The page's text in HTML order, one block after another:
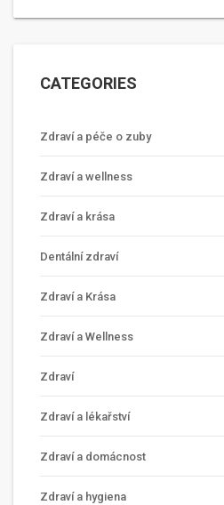
CATEGORIES
Zdraví a péče o zuby
Zdraví a wellness
Zdraví a krása
Dentální zdraví
Zdraví a Krása
Zdraví a Wellness
Zdraví
Zdraví a lékařství
Zdraví a domácnost
Zdraví a hygiena